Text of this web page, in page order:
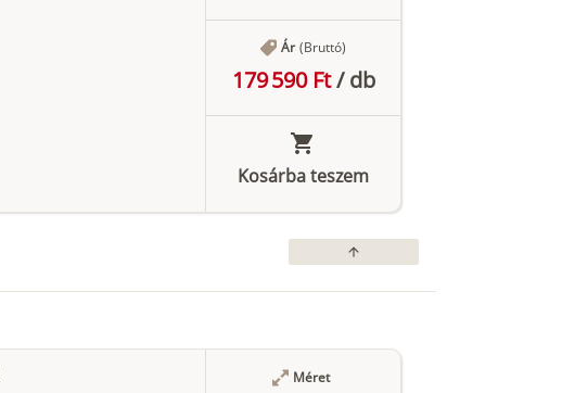
Ár (Bruttó)
179 590 Ft/db
Kosárba teszem
arrow_upward
Méret